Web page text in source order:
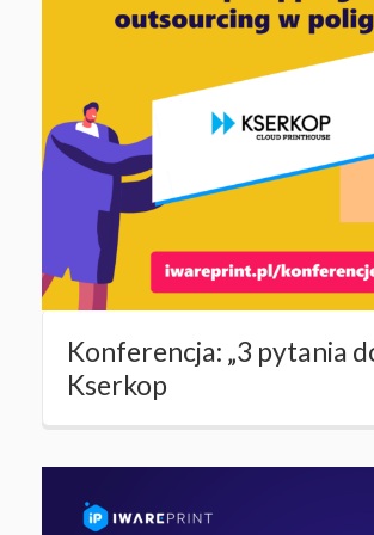
Konferencja: „3 pytania
Kserkop